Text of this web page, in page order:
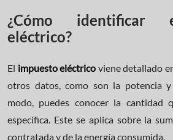
¿Cómo identificar
eléctrico?
El impuesto eléctrico viene detallado
otros datos, como son la potencia
modo, puedes conocer la cantidad
específica. Este se aplica sobre la
contratada y de la energía consumida.